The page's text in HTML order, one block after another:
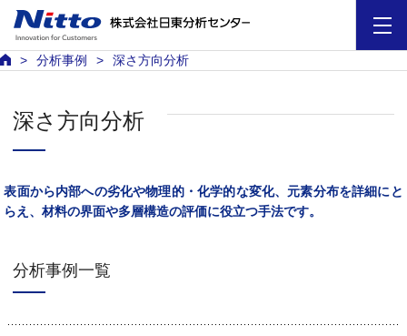
分析事例 深さ方向分析
深さ方向分析
表面から内部への劣化や物理的・化学的な変化、元素分布を詳細にと
らえ、材料の界面や多層構造の評価に役立つ手法です。
分析事例一覧